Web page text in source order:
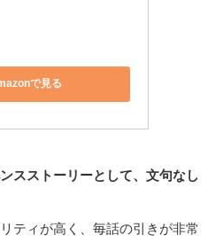
で見る
スストーリーとして、文句なし
ティが高く、毎話の引きが非常